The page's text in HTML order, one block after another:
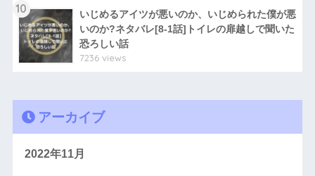
10
いじめるアイツが悪いのか、いじめられた僕が悪
いのか?ネタバレ[8-1話]トイレの扉越しで聞いた
恐ろしい話
7236 views
アーカイブ
2022年11月